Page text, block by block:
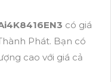
có giá
Phát. Bạn có
cao với giá cả